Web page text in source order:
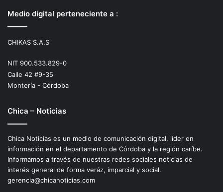
Medio digital perteneciente a :
CHIKAS S.A.S
NIT 900.533.829-0
Calle 42 #9-35
Montería - Córdoba
Chica – Noticias
Chica Noticias es un medio de comunicación digital, líder en
información en el departamento de Córdoba y la región caríbe.
Informamos a través de nuestras redes sociales noticias de
interés general de forma veráz, imparcial y social.
gerencia@chicanoticias.com